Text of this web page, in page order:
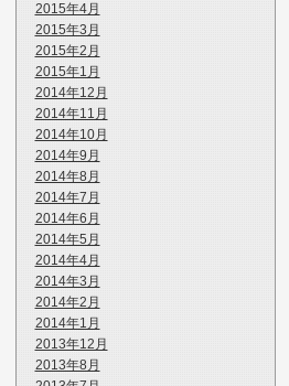
2015年4月
2015年3月
2015年2月
2015年1月
2014年12月
2014年11月
2014年10月
2014年9月
2014年8月
2014年7月
2014年6月
2014年5月
2014年4月
2014年3月
2014年2月
2014年1月
2013年12月
2013年8月